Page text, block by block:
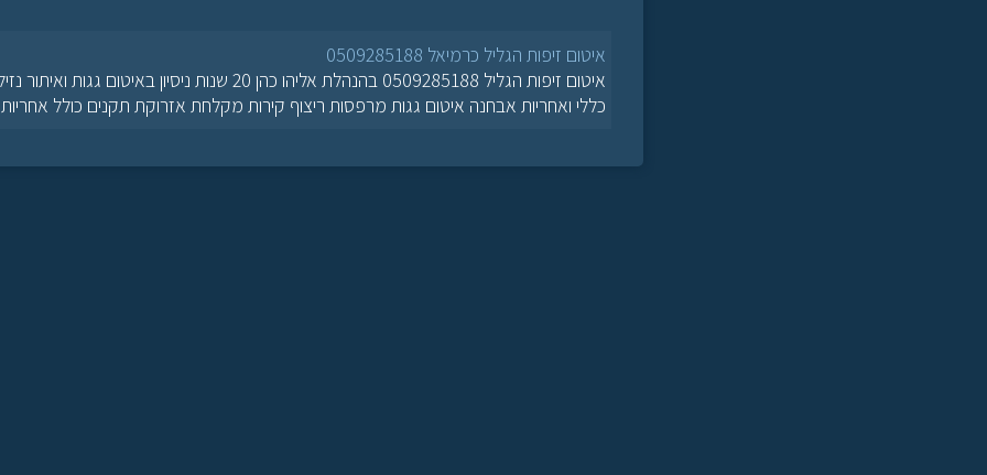
איטום זיפות הגליל כרמיאל 0509285188
איטום זיפות הגליל 0509285188 בהנהלת אליהו כהן 20 שנות ניסיון
כללי ואחריות אבחנה איטום גגות מרפסות ריצוף קירות מקלחת אזרוקת תקנים כולל אחריות